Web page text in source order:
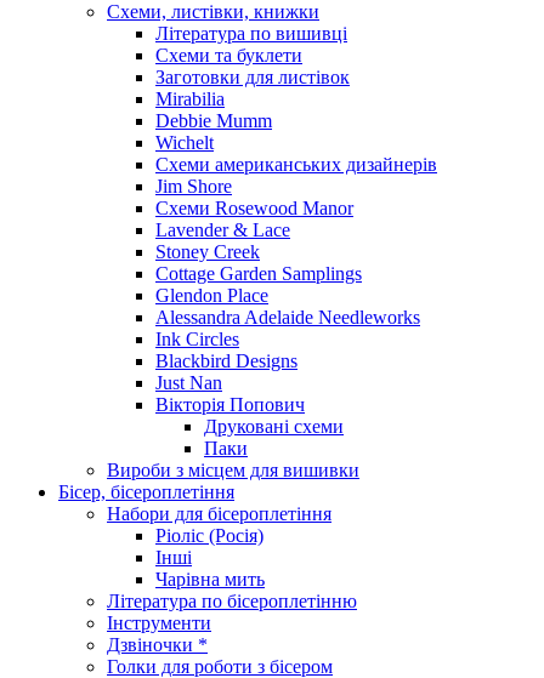
Схеми, листівки, книжки
Література по вишивці
Схеми та буклети
Заготовки для листівок
Mirabilia
Debbie Mumm
Wichelt
Схеми американських дизайнерів
Jim Shore
Cхеми Rosewood Manor
Lavender & Lace
Stoney Creek
Cottage Garden Samplings
Glendon Place
Alessandra Adelaide Needleworks
Ink Circles
Blackbird Designs
Just Nan
Вікторія Попович
Друковані схеми
Паки
Вироби з місцем для вишивки
Бісер, бісероплетіння
Набори для бісероплетіння
Ріоліс (Росія)
Інші
Чарівна мить
Література по бісероплетінню
Інструменти
Дзвіночки *
Голки для роботи з бісером